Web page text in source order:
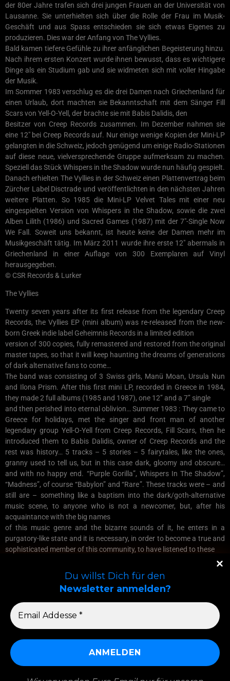
der 80er Jahre trafen sich drei jungen Frauen an der Universität von
Lausanne. Sie unterhielten sich über die Rolle der Frau im Musik-
Geschäft und aus Spass entschieden sie sich etwas Eigenes zu
produzieren. Dies war der Anfang von The Vyllies.
Bald kamen tiefere Gefühle zu ihrer anfänglichen Begeisterung hinzu.
Nach ihrem ersten Konzert wurde ihnen bewusst, dass es wichtigere
Dinge als ein Studium gab und sie widmeten sich mit voller Hingabe
der Musik.
Im Sommer 1983 verschlug es die drei Damen nach Griechenland für
einen Urlaub, dort machten sie Bekanntschaft mit dem Sänger Fill
Scars von Yell-O-Yell, der brachte sie mit Babis Dalidis, den
Besitzer von Creep Records zusammen. Im Dezember nahmen sie
eine 12″ bei Creep Records auf. Nur einige wenige Kopien der Mini-LP
gelangten in die Schweiz, jedoch genügend um einige Radio-Stationen
auf diese neue, vielversprechende Gruppe aufmerksam zu machen.
Speziell das Stück Whispers in the Shadow wurde nun häufig gespielt.
Danach erhielten The Vyllies in der Schweiz einen Plattenvertrag beim
Zürcher Label Disctrade und veröffentlichten in den nächsten Jahren
weitere Platten. So 1985 die Mini-LP Velvet Tales mit einer neu
eingespielten Version von Whispers in the Shadow, sowie die zwei
Alben Lilith (1986) und Sacred Games (1987) mit der 7″-Single Now
We Fall. Soweit uns bekannt, ist heute keine der Damen mehr im
Musikgeschäft tätig. Im März 2011 wurde ihre erste 12″ abermals in
Griechenland in einer Auflage von 300 Exemplaren auf Vinyl
herausgegeben.
© CSR Records & Lurker
The Vyllies
Twenty seven years after its first release from the legendary Creep
Records, the Vyllies EP (mini album) was re-released from the new-
born Greek indie label Geheimnis Records in a limited edition
version of 300 copies, fully remastered and restored from the original
master tapes, so that it will keep haunting the dreams of generations
of dark alternative fans to come…
The band was consisting of 3 Swiss girls, Manü Moan, Ursula Nun
and Ilona Prism. After this first mini LP, recorded in Greece in 1984,
they made 2 full albums (1985 and 1987), one 12’’ and a 7’’ single
and then perished into eternal oblivion… Summer 1983 : They came to
Greece for holidays, met the singer and front man of another
legendary group Yell-O-Yell from Creep Records, Fill Scars, then he
introduced them to Babis Dalidis, owner of Creep Records and the
rest was history… 5 tracks – 5 stories – 5 fairytales, like the ones,
granny used to tell us, but in this case dark, gloomy and obscure…
and with no happy end. “Purple Gorilla”, Whispers In The Shadow”,
“Madness”, of course “Babylon” and “Rare”. These tracks were – and
still are – something like a baptism into the dark/goth-alternative
music scene, to anyone who is not a newcomer, but, after his
acquaintance with the big names
of this music genre and the bizarre sounds of it, he enters in a
purgatory-like state and it is necessary, in order to become a true and
sophisticated member of this community, to have listened to these
A very hard to find record and became one of the most expensive and
sought-after records in Greece. March 2011: Geheimnis Records
proudly announced the re-issue on vinyl of this album, trying to put
an end to its unattainable status… 300 limited edition copies (now
printed in England), with a record-size insert (for all of you who have
lost the original small insert, the new one is made for you !!!)
the black inner sleeve, which matches perfectly both the dark
atmosphere of the record and the yellowish parts of its artwork.
Du willst Dich für den
Newsletter anmelden?